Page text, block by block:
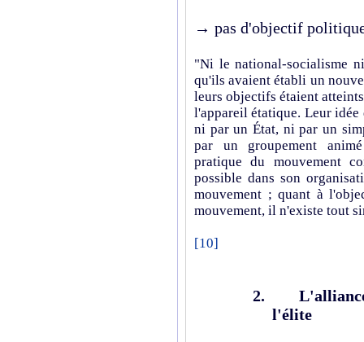
→ pas d'objectif
"Ni le national-socialisme
qu'ils avaient établi un
leurs objectifs étaient
l'appareil étatique. Leur
ni par un État, ni par un
par un groupement
pratique du mouvement
possible dans son
mouvement ; quant à
mouvement, il n'existe tout
[10]
2.
l'élite